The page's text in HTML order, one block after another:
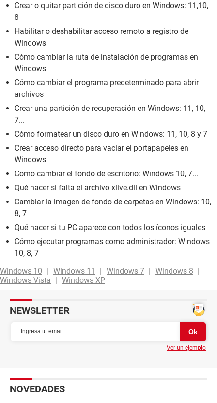
Crear o quitar partición de disco duro en Windows: 11,10,
8
Habilitar o deshabilitar acceso remoto a registro de
Windows
Cómo cambiar la ruta de instalación de programas en
Windows
Cómo cambiar el programa predeterminado para abrir
archivos
Crear una partición de recuperación en Windows: 11, 10,
7...
Cómo formatear un disco duro en Windows: 11, 10, 8 y 7
Crear acceso directo para vaciar el portapapeles en
Windows
Cómo cambiar el fondo de escritorio: Windows 10, 7...
Qué hacer si falta el archivo xlive.dll en Windows
Cambiar la imagen de fondo de carpetas en Windows: 10,
8, 7
Qué hacer si tu PC aparece con todos los íconos iguales
Cómo ejecutar programas como administrador: Windows
10, 8, 7
Windows 10
Windows 11 Windows 7
Windows 8
Windows Vista
Windows XP
NEWSLETTER
Ver un ejemplo
NOVEDADES